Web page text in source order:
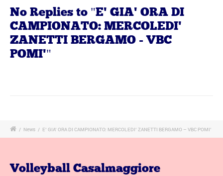
No Replies to "E' GIA' ORA DI
CAMPIONATO: MERCOLEDI'
ZANETTI BERGAMO - VBC
POMI'"
/ News / E’ GIA’ ORA DI CAMPIONATO: MERCOLEDI’ ZANETTI BERGAMO – VBC POMI’
Volleyball Casalmaggiore